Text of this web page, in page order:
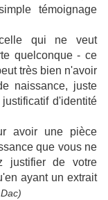
témoignage
qui ne veut
quelconque - ce
très bien n'avoir
naissance, juste
d'identité
avoir une pièce
que vous ne
justifier de votre
ayant un extrait